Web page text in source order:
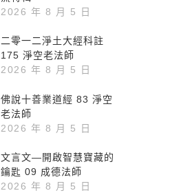
2026 年 8 月 5 日
二零一二淨土大經科註
175 淨空老法師
2026 年 8 月 5 日
佛說十善業道經 83 淨空
老法師
2026 年 8 月 5 日
文言文—開啟智慧寶藏的
鑰匙 09 成德法師
2026 年 8 月 5 日